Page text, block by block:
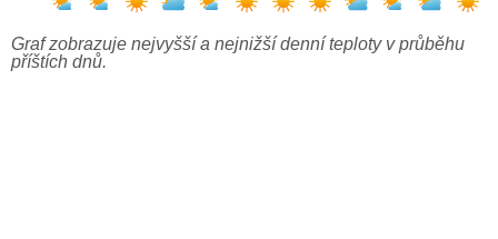
Graf zobrazuje nejvyšší a nejnižší denní teploty v průběhu
příštích dnů.